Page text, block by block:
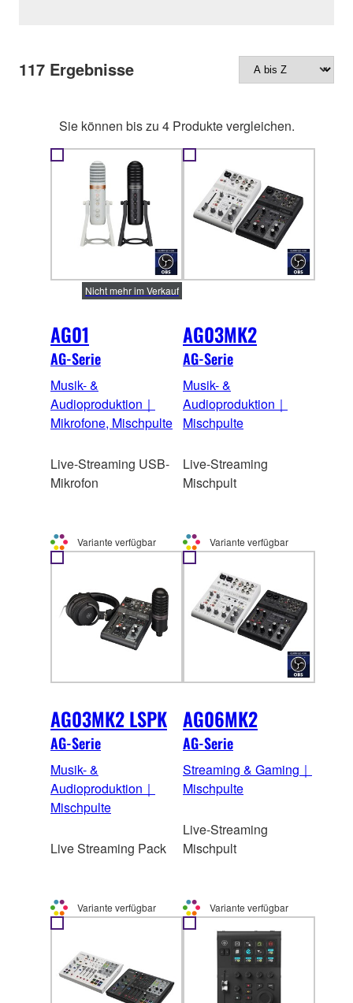
117 Ergebnisse
Sie können bis zu 4 Produkte vergleichen.
AG01
AG-Serie
Nicht mehr im Verkauf
Musik- &
Audioproduktion｜
Mikrofone, Mischpulte
Live-Streaming USB-
Mikrofon
Variante verfügbar
AG03MK2
AG-Serie
Musik- &
Audioproduktion｜
Mischpulte
Live-Streaming
Mischpult
Variante verfügbar
AG03MK2 LSPK
AG-Serie
Musik- &
Audioproduktion｜
Mischpulte
Live Streaming Pack
Variante verfügbar
AG06MK2
AG-Serie
Streaming & Gaming｜
Mischpulte
Live-Streaming
Mischpult
Variante verfügbar